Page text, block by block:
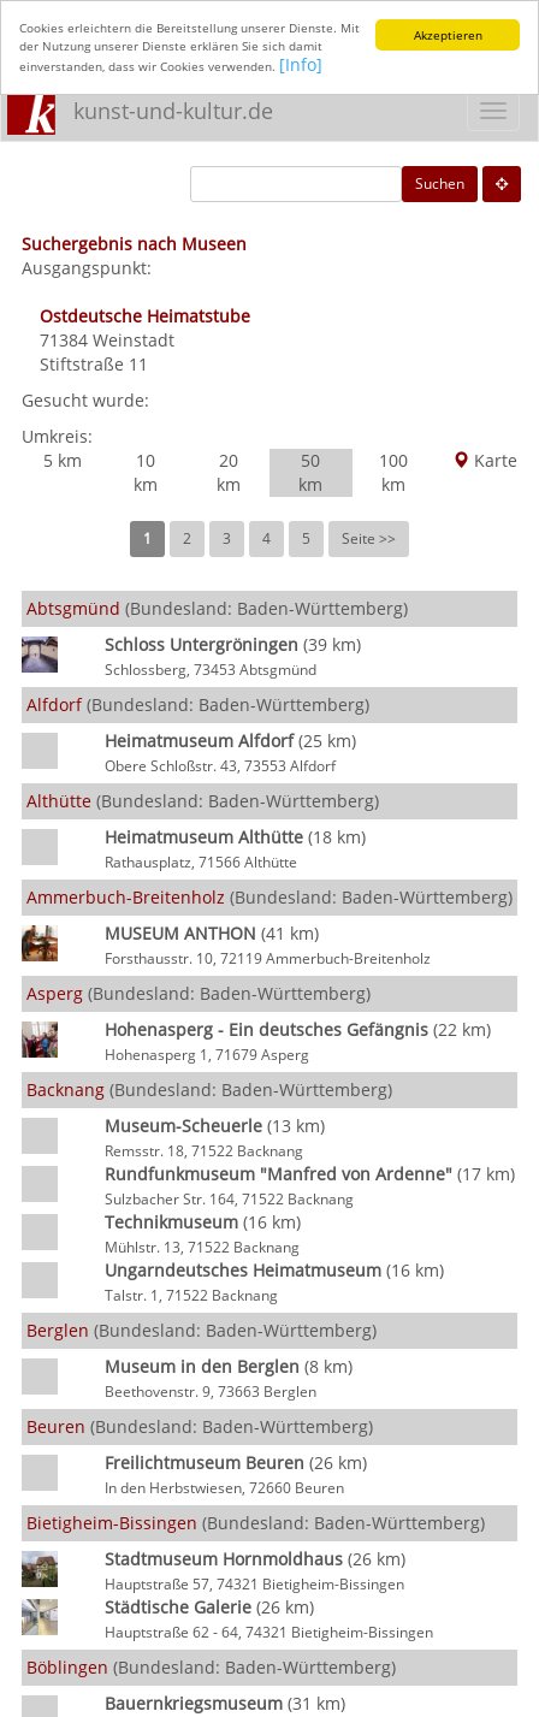
Akzeptieren
Cookies erleichtern die Bereitstellung unserer Dienste. Mit
der Nutzung unserer Dienste erklären Sie sich damit
einverstanden, dass wir Cookies verwenden. [Info]
kunst-und-kultur.de
Suchen
Suchergebnis nach Museen
Ausgangspunkt:
Ostdeutsche Heimatstube
71384 Weinstadt
Stiftstraße 11
Gesucht wurde:
Umkreis:
5 km
10
km
20
km
50
km
100
km
Karte
1 2 3 4 5 Seite >>
Abtsgmünd (Bundesland: Baden-Württemberg)
Schloss Untergröningen (39 km)
Schlossberg, 73453 Abtsgmünd
Alfdorf(Bundesland: Baden-Württemberg)
Heimatmuseum Alfdorf(25 km)
Obere Schloßstr. 43, 73553 Alfdorf
Althütte (Bundesland: Baden-Württemberg)
Heimatmuseum Althütte(18 km)
Rathausplatz, 71566 Althütte
Ammerbuch-Breitenholz (Bundesland: Baden-Württemberg)
MUSEUM ANTHON (41 km)
Forsthausstr. 10, 72119 Ammerbuch-Breitenholz
Asperg (Bundesland: Baden-Württemberg)
Hohenasperg - Ein deutsches Gefängnis(22 km)
Hohenasperg 1, 71679 Asperg
Backnang (Bundesland: Baden-Württemberg)
Museum-Scheuerle(13 km)
Remsstr. 18, 71522 Backnang
Rundfunkmuseum "Manfred von Ardenne"(17 km)
Sulzbacher Str. 164, 71522 Backnang
Technikmuseum(16 km)
Mühlstr. 13, 71522 Backnang
Ungarndeutsches Heimatmuseum(16 km)
Talstr. 1, 71522 Backnang
Berglen (Bundesland: Baden-Württemberg)
Museum in den Berglen (8 km)
Beethovenstr. 9, 73663 Berglen
Beuren (Bundesland: Baden-Württemberg)
Freilichtmuseum Beuren (26 km)
In den Herbstwiesen, 72660 Beuren
Bietigheim-Bissingen (Bundesland: Baden-Württemberg)
Stadtmuseum Hornmoldhaus(26 km)
Hauptstraße 57, 74321 Bietigheim-Bissingen
Städtische Galerie(26 km)
Hauptstraße 62 - 64, 74321 Bietigheim-Bissingen
Böblingen (Bundesland: Baden-Württemberg)
Bauernkriegsmuseum(31 km)